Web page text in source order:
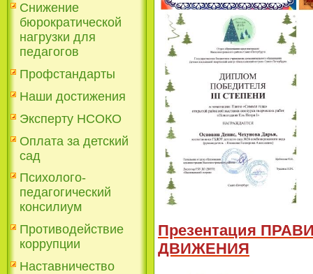
Снижение
бюрократической
нагрузки для
педагогов
Профстандарты
Наши достижения
Эксперту НСОКО
Оплата за детский
сад
Психолого-
педагогический
консилиум
Противодействие
коррупции
Наставничество
Презентация
ДВИЖЕНИЯ